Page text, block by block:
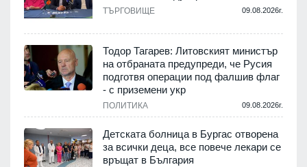
ТЪРГОВИЩЕ 09.08.2026г.
Тодор Тагарев: Литовският министър
на отбраната предупреди, че Русия
подготвя операции под фалшив флаг
- с приземени укр
ПОЛИТИКА 09.08.2026г.
Детската болница в Бургас отворена
за всички деца, все повече лекари се
връщат в България